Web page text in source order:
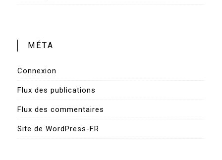
MÉTA
Connexion
Flux des publications
Flux des commentaires
Site de WordPress-FR